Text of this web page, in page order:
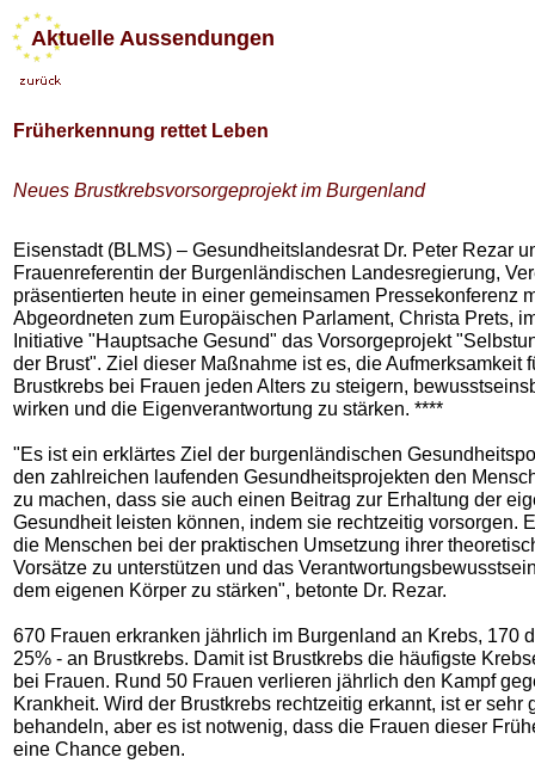
Aktuelle Aussendungen
Früherkennung rettet Leben
Neues Brustkrebsvorsorgeprojekt im Burgenland
Eisenstadt (BLMS) – Gesundheitslandesrat Dr. Peter Rezar
Frauenreferentin der Burgenländischen Landesregierung,
präsentierten heute in einer gemeinsamen Pressekonferenz
Abgeordneten zum Europäischen Parlament, Christa Prets,
Initiative "Hauptsache Gesund" das Vorsorgeprojekt
der Brust". Ziel dieser Maßnahme ist es, die Aufmerksamkeit
Brustkrebs bei Frauen jeden Alters zu steigern,
wirken und die Eigenverantwortung zu stärken. ****
"Es ist ein erklärtes Ziel der burgenländischen
den zahlreichen laufenden Gesundheitsprojekten den
zu machen, dass sie auch einen Beitrag zur Erhaltung der
Gesundheit leisten können, indem sie rechtzeitig vorsorgen.
die Menschen bei der praktischen Umsetzung ihrer
Vorsätze zu unterstützen und das
dem eigenen Körper zu stärken", betonte Dr. Rezar.
670 Frauen erkranken jährlich im Burgenland an Krebs, 170
25% - an Brustkrebs. Damit ist Brustkrebs die häufigste
bei Frauen. Rund 50 Frauen verlieren jährlich den Kampf
Krankheit. Wird der Brustkrebs rechtzeitig erkannt, ist er sehr
behandeln, aber es ist notwenig, dass die Frauen dieser
eine Chance geben.